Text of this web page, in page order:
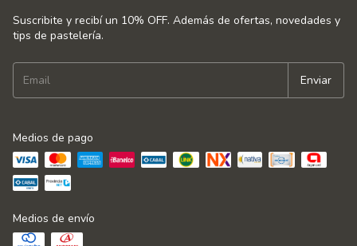
Suscribite y recibí un 10% OFF. Además de ofertas, novedades y
tips de pastelería.
Medios de pago
Medios de envío